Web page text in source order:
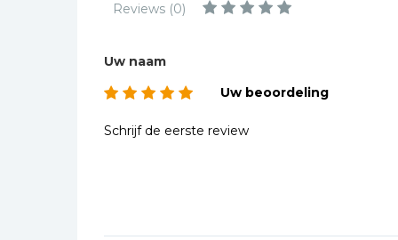
Wenskaarten
Reviews (0)
Uw naam
Uw beoordeling
Schrijf de eerste review